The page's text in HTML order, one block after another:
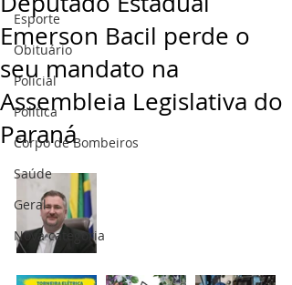
Esporte
Obituário
Policial
Politica
Corpo de Bombeiros
Saúde
Geral
Nova categoria
Emerson Bacil perde o
seu mandato na
Assembleia Legislativa do
Paraná